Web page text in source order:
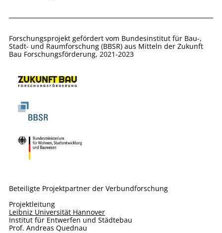
Forschungsprojekt gefördert vom Bundesinstitut für Bau-,
Stadt- und Raumforschung (BBSR) aus Mitteln der Zukunft
Bau Forschungsförderung, 2021-2023
Beteiligte Projektpartner der Verbundforschung
Projektleitung
Leibniz Universität Hannover
Institut für Entwerfen und Städtebau
Prof. Andreas Quednau